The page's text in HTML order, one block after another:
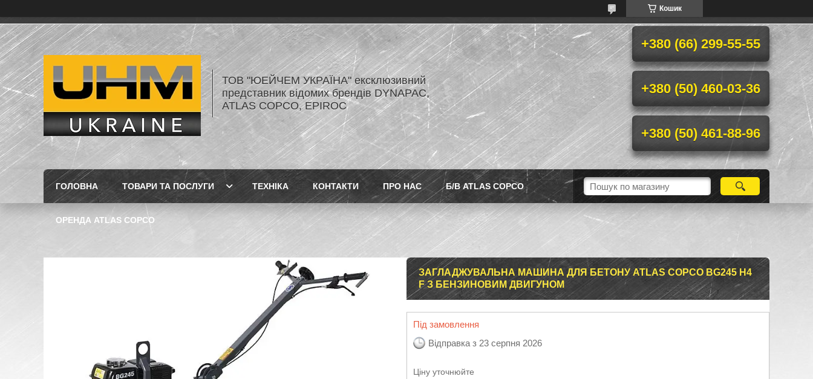
Кошик
ТОВ "ЮЕЙЧЕМ УКРАЇНА" ексклюзивний
представник відомих брендів DYNAPAC,
ATLAS COPCO, EPIROC
+380 (66) 299-55-55
+380 (50) 460-03-36
+380 (50) 461-88-96
ГОЛОВНА ТОВАРИ ТА ПОСЛУГИ ТЕХНІКА КОНТАКТИ ПРО НАС Б/В ATLAS COPCO
ОРЕНДА ATLAS COPCO
ЗАГЛАДЖУВАЛЬНА МАШИНА ДЛЯ БЕТОНУ ATLAS COPCO BG245 H4
F З БЕНЗИНОВИМ ДВИГУНОМ
Під замовлення
Відправка з 23 серпня 2026
Ціну уточнюйте